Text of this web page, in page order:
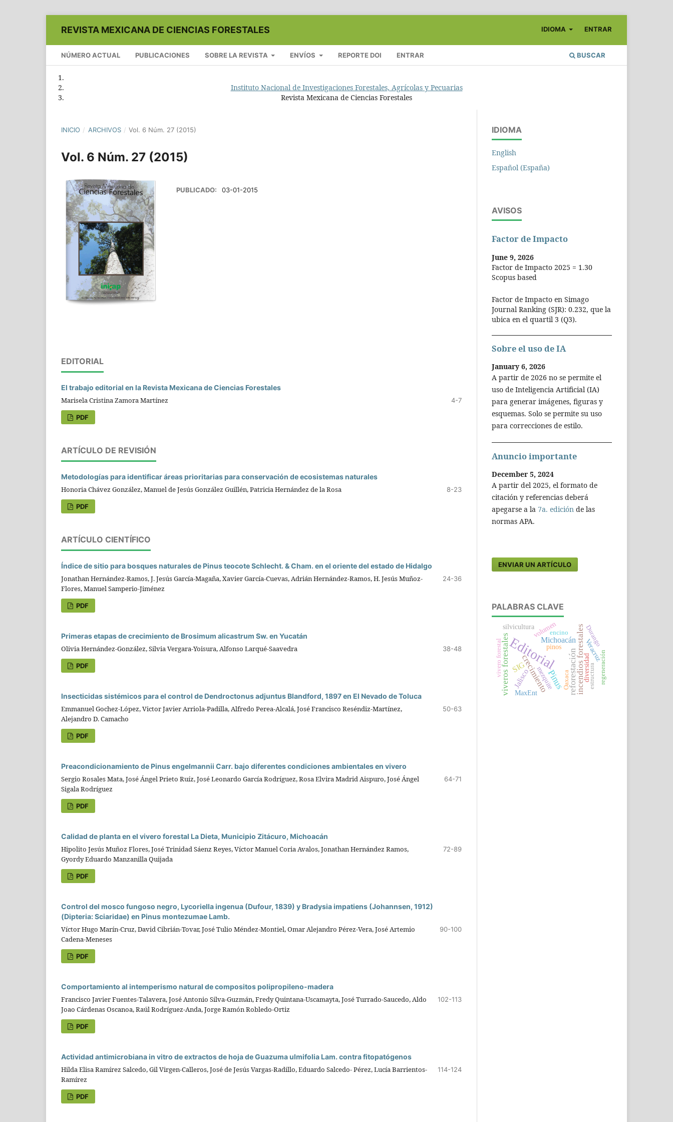
REVISTA MEXICANA DE CIENCIAS FORESTALES
NÚMERO ACTUAL PUBLICACIONES SOBRE LA REVISTA ENVÍOS REPORTE DOI ENTRAR BUSCAR
IDIOMA ENTRAR
Instituto Nacional de Investigaciones Forestales, Agrícolas y Pecuarias
Revista Mexicana de Ciencias Forestales
INICIO / ARCHIVOS / Vol. 6 Núm. 27 (2015)
Vol. 6 Núm. 27 (2015)
PUBLICADO: 03-01-2015
EDITORIAL
El trabajo editorial en la Revista Mexicana de Ciencias Forestales
Marisela Cristina Zamora Martínez 4-7
PDF
ARTÍCULO DE REVISIÓN
Metodologías para identificar áreas prioritarias para conservación de ecosistemas naturales
Honoria Chávez González, Manuel de Jesús González Guillén, Patricia Hernández de la Rosa 8-23
PDF
ARTÍCULO CIENTÍFICO
Índice de sitio para bosques naturales de Pinus teocote Schlecht. & Cham. en el oriente del estado de Hidalgo
Jonathan Hernández-Ramos, J. Jesús García-Magaña, Xavier García-Cuevas, Adrián Hernández-Ramos, H. Jesús Muñoz-
Flores, Manuel Samperio-Jiménez
24-36
PDF
Primeras etapas de crecimiento de Brosimum alicastrum Sw. en Yucatán
Olivia Hernández-González, Silvia Vergara-Yoisura, Alfonso Larqué-Saavedra 38-48
PDF
Insecticidas sistémicos para el control de Dendroctonus adjuntus Blandford, 1897 en El Nevado de Toluca
Emmanuel Gochez-López, Victor Javier Arriola-Padilla, Alfredo Perea-Alcalá, José Francisco Reséndiz-Martínez,
Alejandro D. Camacho
50-63
PDF
Preacondicionamiento de Pinus engelmannii Carr. bajo diferentes condiciones ambientales en vivero
Sergio Rosales Mata, José Ángel Prieto Ruíz, José Leonardo García Rodríguez, Rosa Elvira Madrid Aispuro, José Ángel
Sigala Rodríguez
64-71
PDF
Calidad de planta en el vivero forestal La Dieta, Municipio Zitácuro, Michoacán
Hipolito Jesús Muñoz Flores, José Trinidad Sáenz Reyes, Víctor Manuel Coria Avalos, Jonathan Hernández Ramos,
Gyordy Eduardo Manzanilla Quijada
72-89
PDF
Control del mosco fungoso negro, Lycoriella ingenua (Dufour, 1839) y Bradysia impatiens (Johannsen, 1912)
(Dipteria: Sciaridae) en Pinus montezumae Lamb.
Víctor Hugo Marín-Cruz, David Cibrián-Tovar, José Tulio Méndez-Montiel, Omar Alejandro Pérez-Vera, José Artemio
Cadena-Meneses
90-100
PDF
Comportamiento al intemperismo natural de compositos polipropileno-madera
Francisco Javier Fuentes-Talavera, José Antonio Silva-Guzmán, Fredy Quintana-Uscamayta, José Turrado-Saucedo, Aldo
Joao Cárdenas Oscanoa, Raúl Rodríguez-Anda, Jorge Ramón Robledo-Ortiz
102-113
PDF
Actividad antimicrobiana in vitro de extractos de hoja de Guazuma ulmifolia Lam. contra fitopatógenos
Hilda Elisa Ramírez Salcedo, Gil Virgen-Calleros, José de Jesús Vargas-Radillo, Eduardo Salcedo- Pérez, Lucía Barrientos-
Ramírez
114-124
PDF
IDIOMA
English
Español (España)
AVISOS
Factor de Impacto
June 9, 2026
Factor de Impacto 2025 = 1.30
Scopus based
Factor de Impacto en Simago
Journal Ranking (SJR): 0.232, que la
ubica en el quartil 3 (Q3).
Sobre el uso de IA
January 6, 2026
A partir de 2026 no se permite el
uso de Inteligencia Artificial (IA)
para generar imágenes, figuras y
esquemas. Solo se permite su uso
para correcciones de estilo.
Anuncio importante
December 5, 2024
A partir del 2025, el formato de
citación y referencias deberá
apegarse a la 7a. edición de las
normas APA.
ENVIAR UN ARTÍCULO
PALABRAS CLAVE
Editorial
Pinusreforestación
viveros forestales crecimiento incendios forestales
Michoacán
SIG
Jalisco diversidad
volumen
silvicultura
pinos
MaxEnt
mezquite
Veracruz
estructura
Durango
regeneración
Oaxaca
encino
vivero forestal